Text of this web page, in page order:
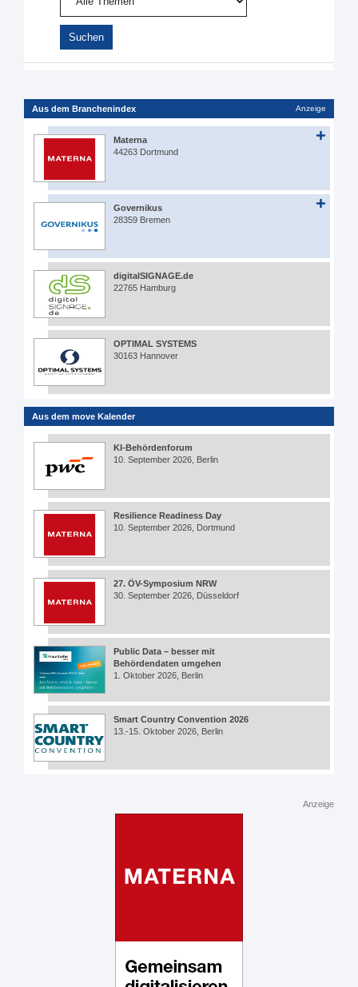
Aus dem Branchenindex Anzeige
Materna
44263 Dortmund
Governikus
28359 Bremen
digitalSIGNAGE.de
22765 Hamburg
OPTIMAL SYSTEMS
30163 Hannover
Aus dem move Kalender
KI-Behördenforum
10. September 2026, Berlin
Resilience Readiness Day
10. September 2026, Dortmund
27. ÖV-Symposium NRW
30. September 2026, Düsseldorf
Public Data – besser mit
Behördendaten umgehen
1. Oktober 2026, Berlin
Smart Country Convention 2026
13.-15. Oktober 2026, Berlin
Anzeige